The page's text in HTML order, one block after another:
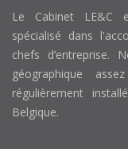
Le Cabinet LE&C
spécialisé dans
chefs d’entreprise.
géographique
régulièrement
Belgique.